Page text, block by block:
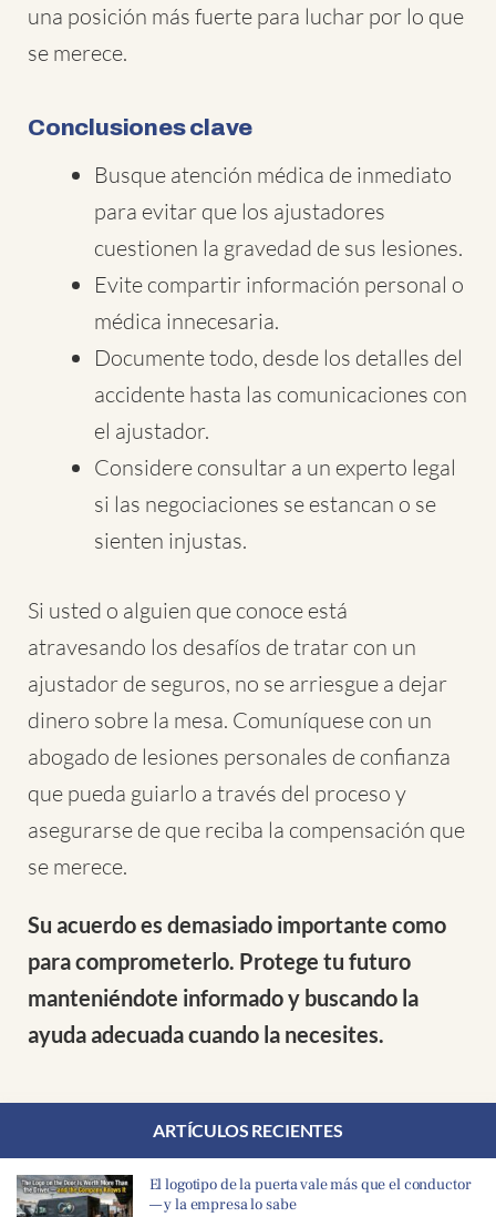
una posición más fuerte para luchar por lo que
se merece.
Conclusiones clave
Busque atención médica de inmediato
para evitar que los ajustadores
cuestionen la gravedad de sus lesiones.
Evite compartir información personal o
médica innecesaria.
Documente todo, desde los detalles del
accidente hasta las comunicaciones con
el ajustador.
Considere consultar a un experto legal
si las negociaciones se estancan o se
sienten injustas.
Si usted o alguien que conoce está
atravesando los desafíos de tratar con un
ajustador de seguros, no se arriesgue a dejar
dinero sobre la mesa. Comuníquese con un
abogado de lesiones personales de confianza
que pueda guiarlo a través del proceso y
asegurarse de que reciba la compensación que
se merece.
Su acuerdo es demasiado importante como
para comprometerlo. Protege tu futuro
manteniéndote informado y buscando la
ayuda adecuada cuando la necesites.
ARTÍCULOS RECIENTES
El logotipo de la puerta vale más que el conductor
— y la empresa lo sabe